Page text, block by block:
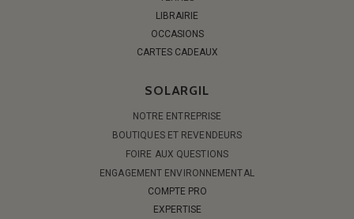
LIBRAIRIE
OCCASIONS
CARTES CADEAUX
SOLARGIL
NOTRE ENTREPRISE
BOUTIQUES ET REVENDEURS
FOIRE AUX QUESTIONS
ENGAGEMENT ENVIRONNEMENTAL
COMPTE PRO
EXPERTISE